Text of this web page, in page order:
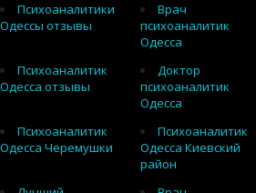
Психоаналитики
Одессы отзывы
Врач
психоаналитик
Одесса
Психоаналитик
Одесса отзывы
Доктор
психоаналитик
Одесса
Психоаналитик
Одесса Черемушки
Психоаналитик
Одесса Киевский
район